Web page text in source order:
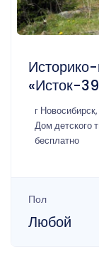
«Исток-
г
Дом детского
бесплатно
Пол
Любой